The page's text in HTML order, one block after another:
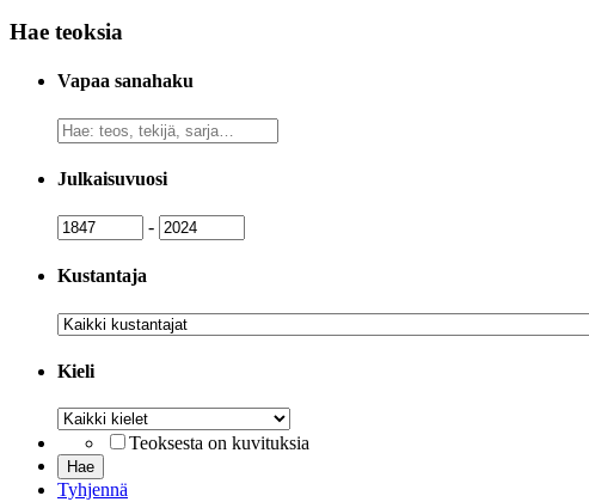
Hae teoksia
Vapaa sanahaku
Vapaa
sanahaku
Julkaisuvuosi
Julkaisuvuosi
- Julkaisuvuosi
Kustantaja
Kustantaja
Kieli
Kieli
Teoksesta on kuvituksia
Tyhjennä